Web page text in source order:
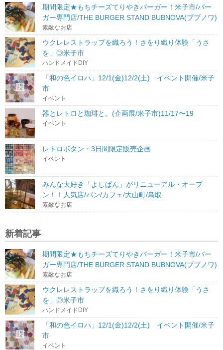
期間限定★もちチーズてりやきバーガー！米子市/バー
ガー専門店/THE BURGER STAND BUBNOVA(ブブノワ)
素敵なお店
ウクレレストラップを織ろう！さをり織り体験「うさ
を」◎米子市
ハンドメイドDIY
「和の色イロハ」12/1(金)12/2(土) イベント開催/米子
市
イベント
器とレトロと珈琲と。(企画展/米子市)11/17〜19
イベント
レトロボタン・3日間限定販売企画
イベント
みんな大好き「よしぱん」がリニューアル・オープ
ン！！人気店/パン/カフェ/大山町/鳥取
素敵なお店
新着記事
期間限定★もちチーズてりやきバーガー！米子市/バー
ガー専門店/THE BURGER STAND BUBNOVA(ブブノワ)
素敵なお店
ウクレレストラップを織ろう！さをり織り体験「うさ
を」◎米子市
ハンドメイドDIY
「和の色イロハ」12/1(金)12/2(土) イベント開催/米子
市
イベント